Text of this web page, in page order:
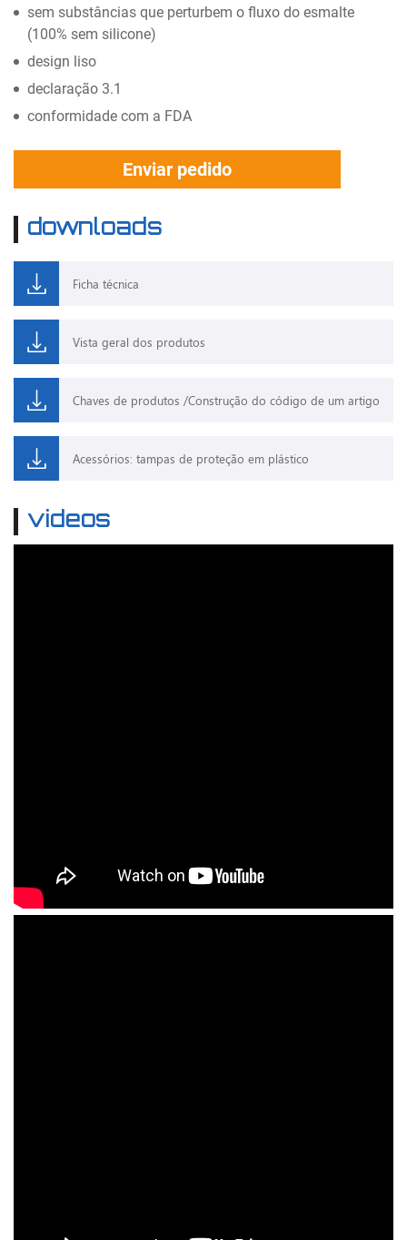
sem substâncias que perturbem o fluxo do esmalte
(100% sem silicone)
design liso
declaração 3.1
conformidade com a FDA
Enviar pedido
downloads
Ficha técnica
Vista geral dos produtos
Chaves de produtos /Construção do código de um artigo
Acessórios: tampas de proteção em plástico
videos